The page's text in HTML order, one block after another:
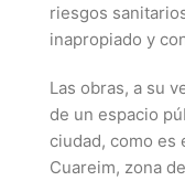
riesgos
inapropiado y
Las obras, a su
de un espacio
ciudad, como es
Cuareim, zona